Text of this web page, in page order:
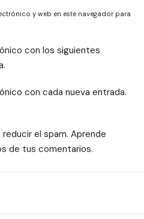
y web en este navegador para
con los siguientes
con cada nueva entrada.
el spam. Aprende
de tus comentarios.